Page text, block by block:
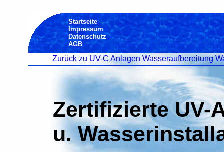
Startseite
Impressum
Datenschutz
AGB
Zurück zu UV-C Anlagen Wasseraufbereitung
Zertifizierte UV-
u.